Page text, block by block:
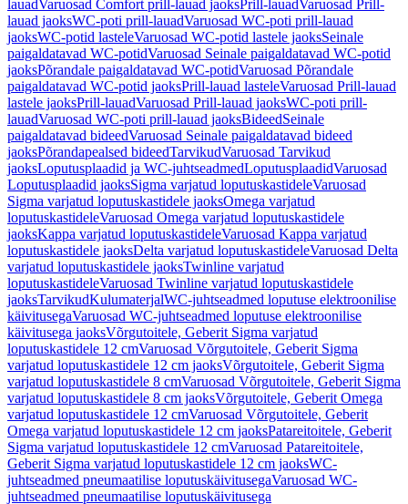
lauadVaruosad Comfort prill-lauad jaoksPrill-lauadVaruosad Prill-
lauad jaoksWC-poti prill-lauadVaruosad WC-poti prill-lauad
jaoksWC-potid lasteleVaruosad WC-potid lastele jaoksSeinale
paigaldatavad WC-potidVaruosad Seinale paigaldatavad WC-potid
jaoksPõrandale paigaldatavad WC-potidVaruosad Põrandale
paigaldatavad WC-potid jaoksPrill-lauad lasteleVaruosad Prill-lauad
lastele jaoksPrill-lauadVaruosad Prill-lauad jaoksWC-poti prill-
lauadVaruosad WC-poti prill-lauad jaoksBideedSeinale
paigaldatavad bideedVaruosad Seinale paigaldatavad bideed
jaoksPõrandapealsed bideedTarvikudVaruosad Tarvikud
jaoksLoputusplaadid ja WC-juhtseadmedLoputusplaadidVaruosad
Loputusplaadid jaoksSigma varjatud loputuskastideleVaruosad
Sigma varjatud loputuskastidele jaoksOmega varjatud
loputuskastideleVaruosad Omega varjatud loputuskastidele
jaoksKappa varjatud loputuskastideleVaruosad Kappa varjatud
loputuskastidele jaoksDelta varjatud loputuskastideleVaruosad Delta
varjatud loputuskastidele jaoksTwinline varjatud
loputuskastideleVaruosad Twinline varjatud loputuskastidele
jaoksTarvikudKulumaterjalWC-juhtseadmed loputuse elektroonilise
käivitusegaVaruosad WC-juhtseadmed loputuse elektroonilise
käivitusega jaoksVõrgutoitele, Geberit Sigma varjatud
loputuskastidele 12 cmVaruosad Võrgutoitele, Geberit Sigma
varjatud loputuskastidele 12 cm jaoksVõrgutoitele, Geberit Sigma
varjatud loputuskastidele 8 cmVaruosad Võrgutoitele, Geberit Sigma
varjatud loputuskastidele 8 cm jaoksVõrgutoitele, Geberit Omega
varjatud loputuskastidele 12 cmVaruosad Võrgutoitele, Geberit
Omega varjatud loputuskastidele 12 cm jaoksPatareitoitele, Geberit
Sigma varjatud loputuskastidele 12 cmVaruosad Patareitoitele,
Geberit Sigma varjatud loputuskastidele 12 cm jaoksWC-
juhtseadmed pneumaatilise loputuskäivitusegaVaruosad WC-
juhtseadmed pneumaatilise loputuskäivitusega